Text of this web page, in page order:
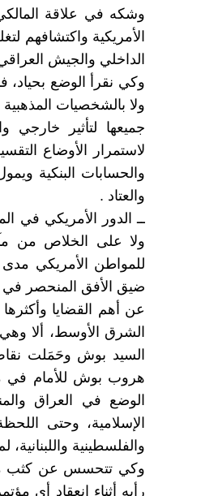
وشكه في علاقة
الأمريكية واكتشافهم
الداخلي والجيش
وكي نقرأ الوضع بحياد،
ولا بالشخصيات
جميعها لتأثير خارجي
لاستمرار الأوضاع
والحسابات البنكية
والعتاد .
ــ الدور الأمريكي في
ولا على الخلاص من
للمواطن الأمريكي
ضيق الأفق المنحصر في
عن أهم القضايا
الشرق الأوسط، ألا
السيد بوش وحَمَلت
هروب بوش للأمام في
الوضع في العراق
الإسلامية، وحتى
والفلسطينية واللبنانية،
وكي تتحسس عن كثب
رأيه أثناء انعقاد أي